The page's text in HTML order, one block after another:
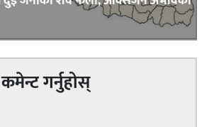
कमेन्ट गर्नुहोस्